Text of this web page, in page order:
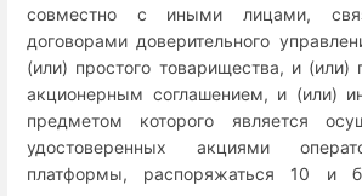
совместно с иными лицами,
договорами доверительного
(или) простого товарищества, и (или)
акционерным соглашением, и (или)
предметом которого является
удостоверенных акциями
платформы, распоряжаться 10 и